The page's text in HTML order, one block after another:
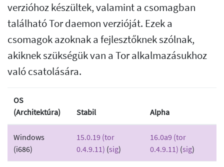
verzióhoz készültek, valamint a csomagban
található Tor daemon verzióját. Ezek a
csomagok azoknak a fejlesztőknek szólnak,
akiknek szükségük van a Tor alkalmazásukhoz
való csatolására.
OS
(Architektúra)
Stabil Alpha
Windows
(i686)
15.0.19 (tor
0.4.9.11) (sig)
16.0a9 (tor
0.4.9.11) (sig)